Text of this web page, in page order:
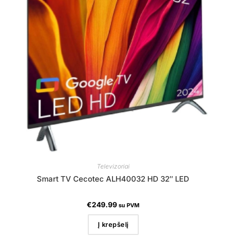
Televizoriai
Smart TV Cecotec ALH40032 HD 32″ LED
€249.99 su PVM
Į krepšelį